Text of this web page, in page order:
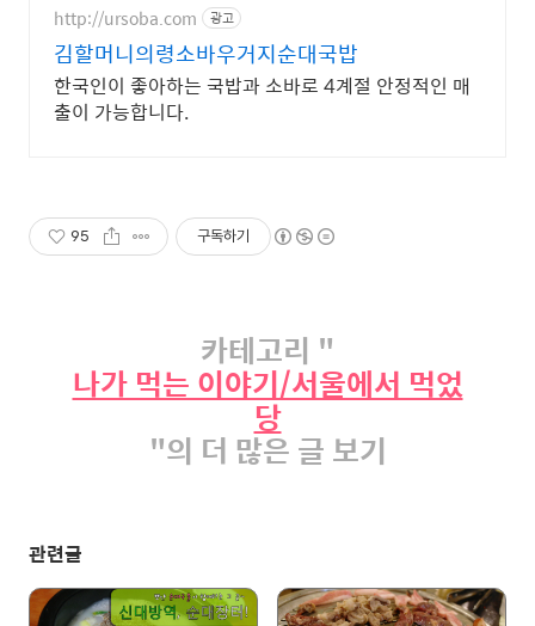
http://ursoba.com 광고
김할머니의령소바우거지순대국밥
한국인이 좋아하는 국밥과 소바로 4계절 안정적인 매
출이 가능합니다.
95 구독하기
카테고리 "
나가 먹는 이야기/서울에서 먹었
당
"의 더 많은 글 보기
관련글